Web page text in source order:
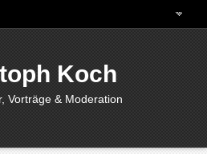
Koch
Vorträge & Moderation